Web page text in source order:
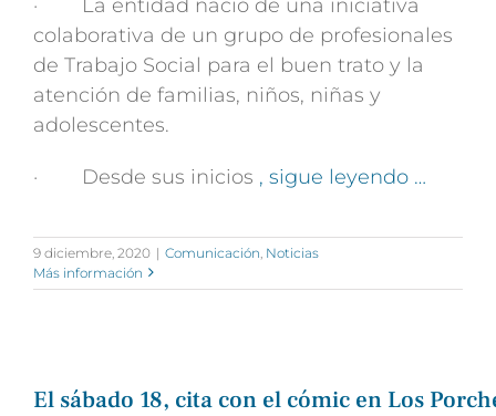
· La entidad nació de una iniciativa
colaborativa de un grupo de profesionales
de Trabajo Social para el buen trato y la
atención de familias, niños, niñas y
adolescentes.
· Desde sus inicios , sigue leyendo …
9 diciembre, 2020 | Comunicación Noticias
Más información
El sábado 18, cita con el cómic en Los